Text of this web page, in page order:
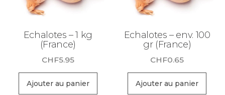
Echalotes – 1 kg
(France)
CHF5.95
Ajouter au panier
Echalotes – env. 100
gr (France)
CHF0.65
Ajouter au panier